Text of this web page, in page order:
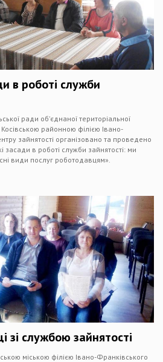
в роботі служби
ради об’єднаної територіальної
районною філією Івано-
зайнятості організовано та проведено
засади в роботі служби зайнятості: ми
види послуг роботодавцям».
зі службою зайнятості
міською філією Івано-Франківського